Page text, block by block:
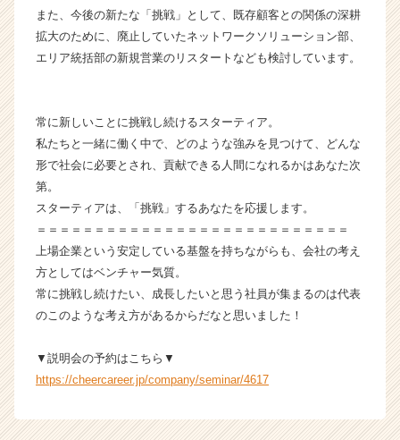
長
企
業
か
カ
ウ
ト
が
く
就
活
サ
イ
チ
キ
ャ
ア
また、今後の新たな「挑戦」として、既存顧客との関係の深耕
拡大のために、廃止していたネットワークソリューション部、
エリア統括部の新規営業のリスタートなども検討しています。
常に新しいことに挑戦し続けるスターティア。
私たちと一緒に働く中で、どのような強みを見つけて、どんな
形で社会に必要とされ、貢献できる人間になれるかはあなた次
第。
スターティアは、「挑戦」するあなたを応援します。
＝＝＝＝＝＝＝＝＝＝＝＝＝＝＝＝＝＝＝＝＝＝＝＝＝＝＝
上場企業という安定している基盤を持ちながらも、会社の考え
方としてはベンチャー気質。
常に挑戦し続けたい、成長したいと思う社員が集まるのは代表
のこのような考え方があるからだなと思いました！
▼説明会の予約はこちら▼
https://cheercareer.jp/company/seminar/4617